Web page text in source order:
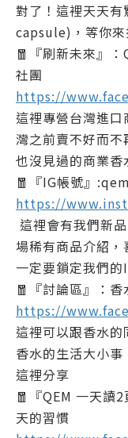
對了！這裡天天
capsule)，等你來
🧧『刷新未來』
社團
https://
這裡專營台灣進
灣之前賣不好而
也沒見過的商業
🧧『IG帳號』
https://
這裡會有我們新
場稀有商品介紹，
一定要鎖定我們的
🧧『討論區』：
https://
這裡可以跟香水
香水的生活大小
這裡分享
🧧『QEM 一天讀
天的習慣